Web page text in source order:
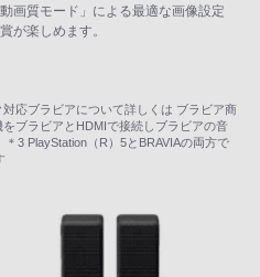
画質モード」による最適な画像設定
が楽しめます。
応ブラビアについて詳しくは ブラビア商
ブラビアとHDMIで接続しブラビアの音
3 PlayStation（R）5とBRAVIAの両方で